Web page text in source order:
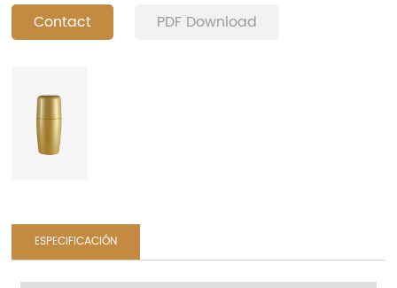
Contact PDF Download
ESPECIFICACIÓN